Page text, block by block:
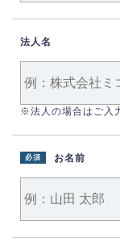
法人名
※法人の場合はご入
お名前
必須